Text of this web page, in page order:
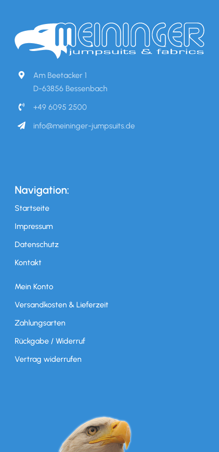
Am Beetacker 1
D-63856 Bessenbach
+49 6095 2500
info@meininger-jumpsuits.de
Navigation:
Startseite
Impressum
Datenschutz
Kontakt
Mein Konto
Versandkosten & Lieferzeit
Zahlungsarten
Rückgabe / Widerruf
Vertrag widerrufen